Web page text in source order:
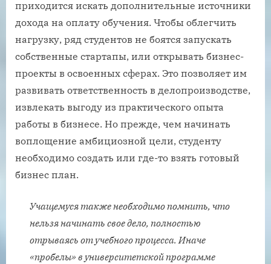
приходится искать дополнительные источники
дохода на оплату обучения. Чтобы облегчить
нагрузку, ряд студентов не боятся запускать
собственные стартапы, или открывать бизнес-
проекты в освоенных сферах. Это позволяет им
развивать ответственность в делопроизводстве,
извлекать выгоду из практического опыта
работы в бизнесе. Но прежде, чем начинать
воплощение амбициозной цели, студенту
необходимо создать или где-то взять готовый
бизнес план.
Учащемуся также необходимо помнить, что
нельзя начинать свое дело, полностью
отрываясь от учебного процесса. Иначе
«пробелы» в университетской программе